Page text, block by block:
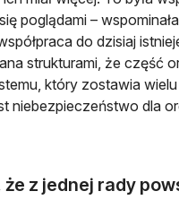
poglądami –
do dzisiaj
strukturami, że część
który zostawia
niebezpieczeństwo dla
że z jednej rady